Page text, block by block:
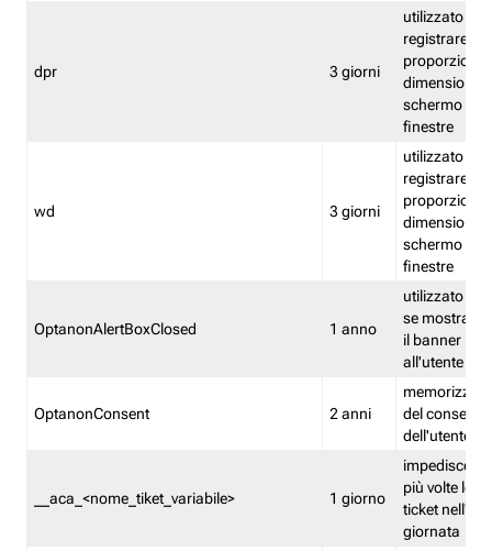
dpr 3 giorni
utilizzato per
registrare le
proporzioni
dimensioni
schermo e
finestre
wd 3 giorni
utilizzato per
registrare le
proporzioni
dimensioni
schermo e
finestre
OptanonAlertBoxClosed 1 anno
utilizzato per
se mostrare
il banner
all'utente
OptanonConsent 2 anni
memorizza
del
dell'utente
__aca_<nome_tiket_variabile> 1 giorno
impedisce di
più volte lo
ticket
giornata